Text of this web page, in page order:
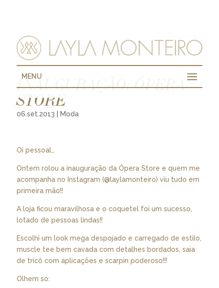
MENU
INAUGURAÇÃO: ÓPERA
STORE
06.set.2013 Moda
Oi pessoal…
Ontem rolou a inauguração da Ópera Store e quem me
acompanha no Instagram (@laylamonteiro) viu tudo em
primeira mão!!
A loja ficou maravilhosa e o coquetel foi um sucesso,
lotado de pessoas lindas!!
Escolhi um look mega despojado e carregado de estilo,
muscle tee bem cavada com detalhes bordados, saia
de tricô com aplicações e scarpin poderoso!!!
Olhem só: